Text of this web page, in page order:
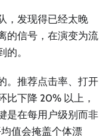
，发现得已经太晚
的信号，在演变为流
。
。推荐点击率、打开
比下降 20% 以上，
是在每用户级别而非
值会掩盖个体漂